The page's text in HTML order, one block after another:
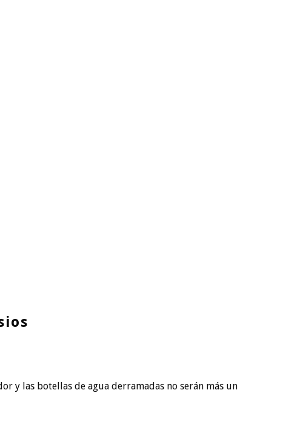
y las botellas de agua derramadas no serán más un